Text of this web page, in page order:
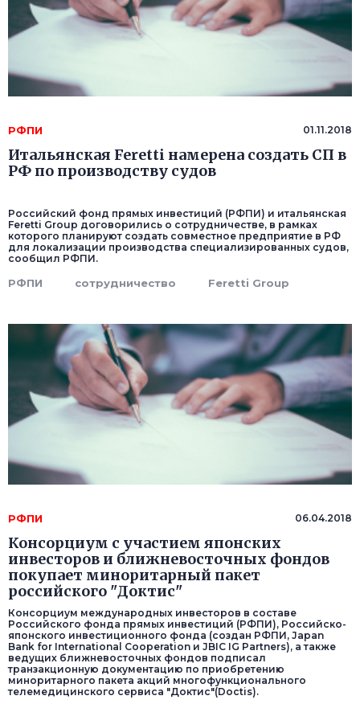
РФПИ 01.11.2018
Итальянская Feretti намерена создать СП в
РФ по производству судов
Российский фонд прямых инвестиций (РФПИ) и итальянская
Feretti Group договорились о сотрудничестве, в рамках
которого планируют создать совместное предприятие в РФ
для локализации производства специализированных судов,
сообщил РФПИ.
РФПИ сотрудничество Feretti Group
РФПИ 06.04.2018
Консорциум с участием японских
инвесторов и ближневосточных фондов
покупает миноритарный пакет
российского "Доктис"
Консорциум международных инвесторов в составе
Российского фонда прямых инвестиций (РФПИ), Российско-
японского инвестиционного фонда (создан РФПИ, Japan
Bank for International Cooperation и JBIC IG Partners), а также
ведущих ближневосточных фондов подписал
транзакционную документацию по приобретению
миноритарного пакета акций многофункционального
телемедицинского сервиса "Доктис"(Doctis).